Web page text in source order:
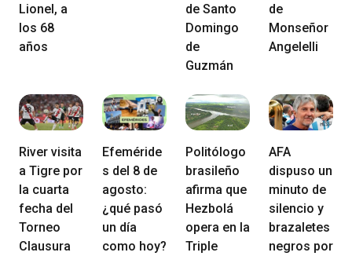
Lionel, a
los 68
años
de Santo
Domingo
de
Guzmán
de
Monseñor
Angelelli
River visita
a Tigre por
la cuarta
fecha del
Torneo
Clausura
Efeméride
s del 8 de
agosto:
¿qué pasó
un día
como hoy?
Politólogo
brasileño
afirma que
Hezbolá
opera en la
Triple
AFA
dispuso un
minuto de
silencio y
brazaletes
negros por